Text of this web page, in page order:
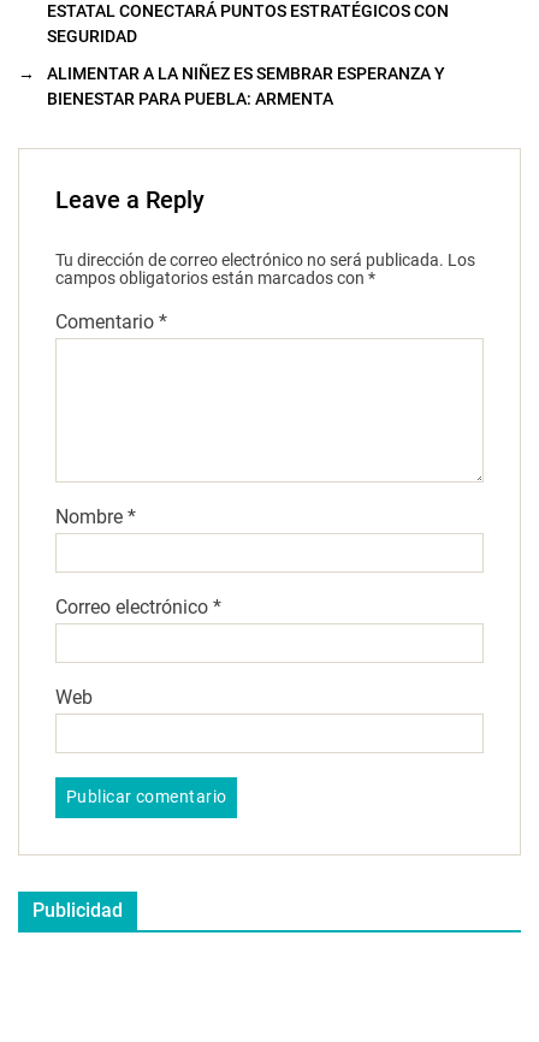
ESTATAL CONECTARÁ PUNTOS ESTRATÉGICOS CON
SEGURIDAD
→
ALIMENTAR A LA NIÑEZ ES SEMBRAR ESPERANZA Y
BIENESTAR PARA PUEBLA: ARMENTA
Leave a Reply
Tu dirección de correo electrónico no será publicada. Los
campos obligatorios están marcados con *
Comentario *
Nombre *
Correo electrónico *
Web
Publicidad